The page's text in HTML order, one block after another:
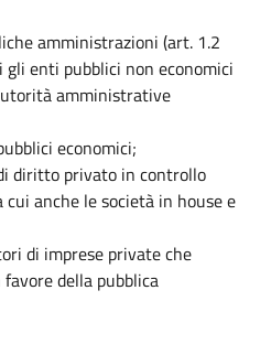
amministrazioni (art. 1.2
enti pubblici non economici
amministrative
economici;
diritto privato in controllo
cui anche le società in house e
di imprese private che
della pubblica